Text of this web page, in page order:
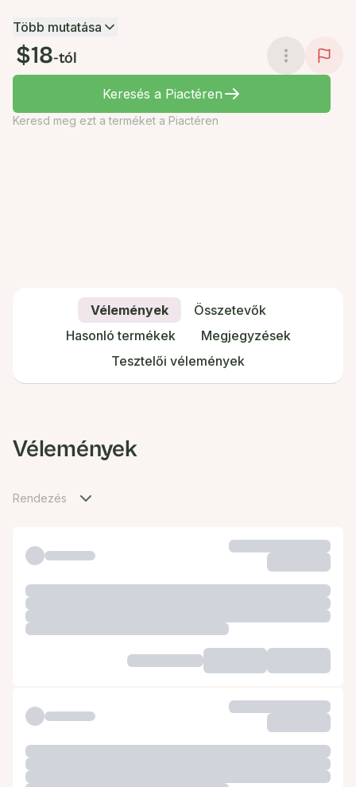
Több mutatása
$18-tól
Keresés a Piactéren
Keresd meg ezt a terméket a Piactéren
Vélemények
Összetevők
Hasonló termékek
Megjegyzések
Tesztelői vélemények
Vélemények
Rendezés